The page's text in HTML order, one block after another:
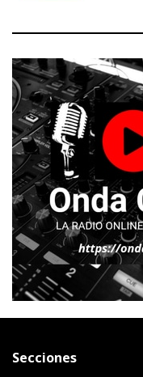
Secciones